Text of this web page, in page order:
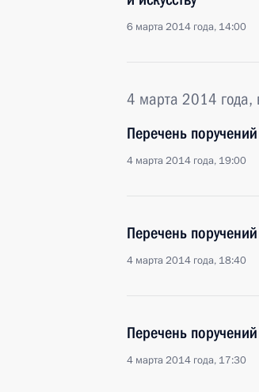
6 марта 2014 года, 14:00
4 марта 2014 года,
Перечень
4 марта 2014 года, 19:00
Перечень
4 марта 2014 года, 18:40
Перечень
4 марта 2014 года, 17:30